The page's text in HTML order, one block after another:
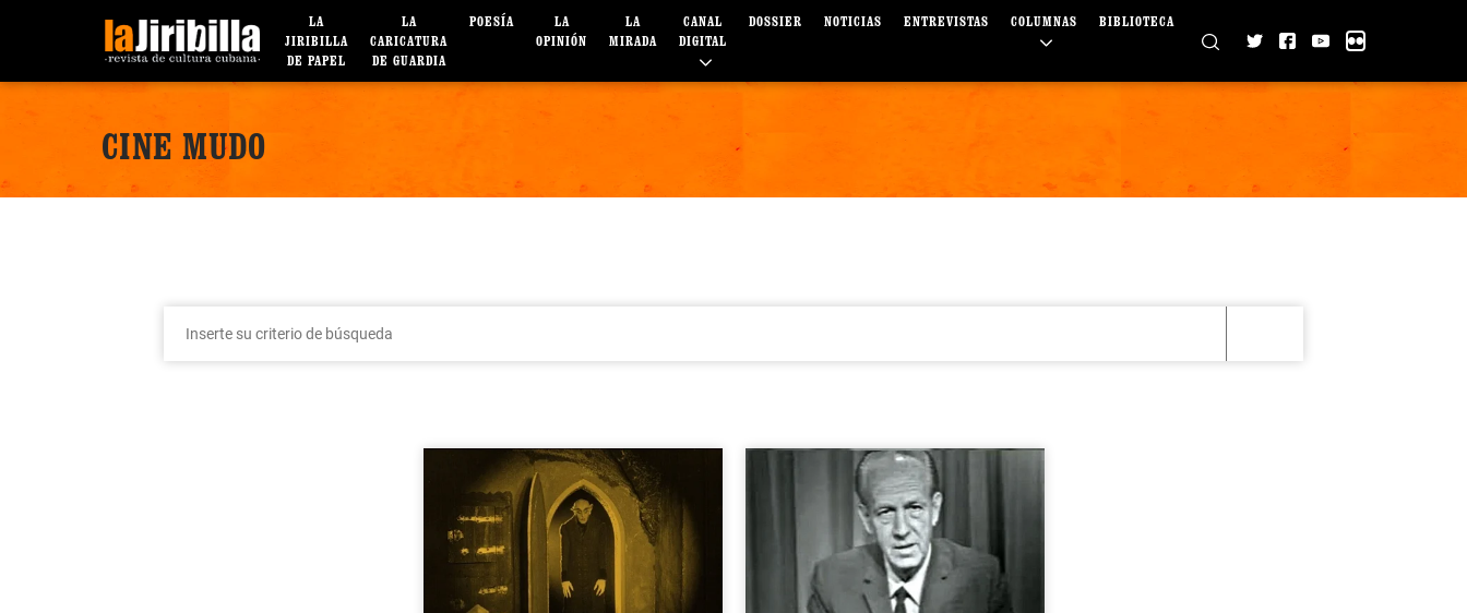
LA
JIRIBILLA
DE PAPEL
LA
CARICATURA
DE GUARDIA
POESÍA
LA
OPINIÓN
LA
MIRADA
CANAL
DIGITAL
DOSSIER NOTICIAS ENTREVISTAS COLUMNAS BIBLIOTECA
CINE MUDO